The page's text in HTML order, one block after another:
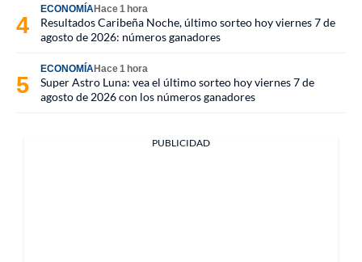
ECONOMÍAHace 1 hora
Resultados Caribeña Noche, último sorteo hoy viernes 7 de
agosto de 2026: números ganadores
ECONOMÍAHace 1 hora
Super Astro Luna: vea el último sorteo hoy viernes 7 de
agosto de 2026 con los números ganadores
PUBLICIDAD